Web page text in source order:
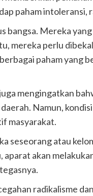
paham intoleransi,
bangsa. Mereka
mereka perlu
paham yang
mengingatkan
Namun,
masyarakat.
seseorang atau
aparat akan
radikalisme